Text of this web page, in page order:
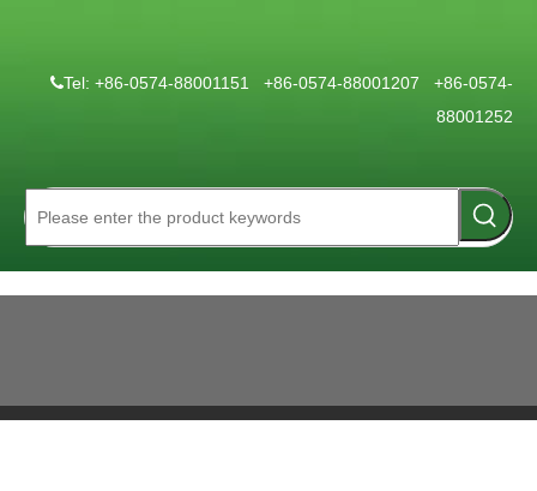
Tel: +86-0574-88001151 +86-0574-88001207 +86-0574-
88001252